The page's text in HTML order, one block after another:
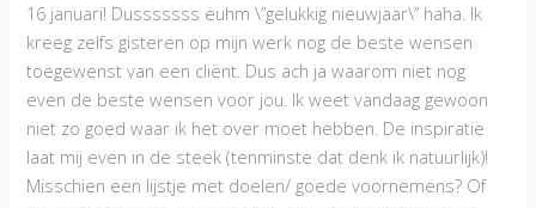
16 januari! Dusssssss euhm \”gelukkig nieuwjaar\” haha. Ik
kreeg zelfs gisteren op mijn werk nog de beste wensen
toegewenst van een cliënt. Dus ach ja waarom niet nog
even de beste wensen voor jou. Ik weet vandaag gewoon
niet zo goed waar ik het over moet hebben. De inspiratie
laat mij even in de steek (tenminste dat denk ik natuurlijk)!
Misschien een lijstje met doelen/ goede voornemens? Of